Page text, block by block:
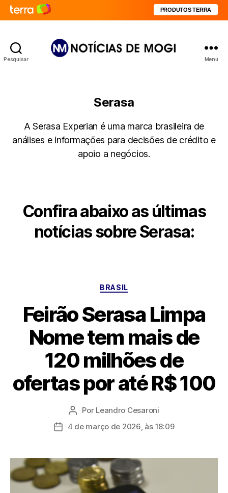
PRODUTOS TERRA
Pesquisar Menu
Serasa
A Serasa Experian é uma marca brasileira de
análises e informações para decisões de crédito e
apoio a negócios.
Confira abaixo as últimas
notícias sobre Serasa:
Categorias
BRASIL
Feirão Serasa Limpa
Nome tem mais de
120 milhões de
ofertas por até R$ 100
Autor
do
Por Leandro Cesaroni
Data4 de março de 2026, às 18:09